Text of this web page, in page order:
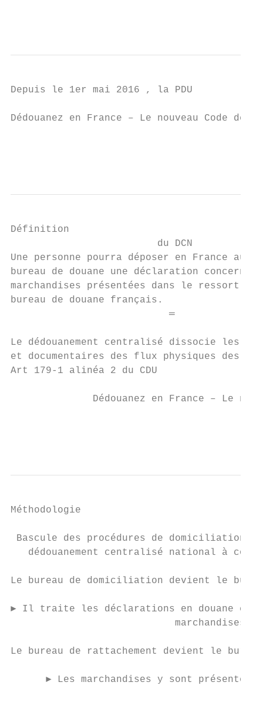
Depuis le 1er mai 2016 , la PDU
Dédouanez en France – Le nouveau Code des
Définition
                         du DCN
Une personne pourra déposer en France
bureau de douane une déclaration
marchandises présentées dans le ressort
bureau de douane français.
                           ═
Le dédouanement centralisé dissocie les
et documentaires des flux physiques des
Art 179-1 alinéa 2 du CDU
Dédouanez en France – Le
Méthodologie
Bascule des procédures de domiciliation
dédouanement centralisé national à
Le bureau de domiciliation devient le
► Il traite les déclarations en douane et
                            marchandises.
Le bureau de rattachement devient le
► Les marchandises y sont présentées